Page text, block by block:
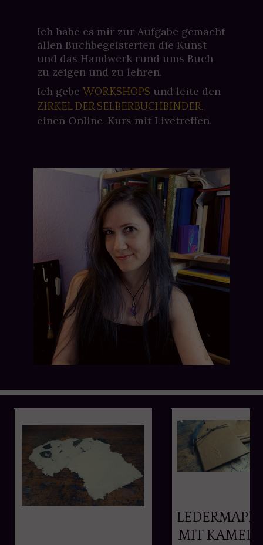
Ich habe es mir zur Aufgabe gemacht
allen Buchbegeisterten die Kunst
und das Handwerk rund ums Buch
zu zeigen und zu lehren.
Ich gebeWORKSHOPS und leite den
ZIRKEL DER SELBERBUCHBINDER,
einen Online-Kurs mit Livetreffen.
MIT KAMEL